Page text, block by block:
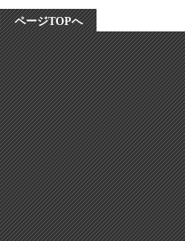
ページTOPへ